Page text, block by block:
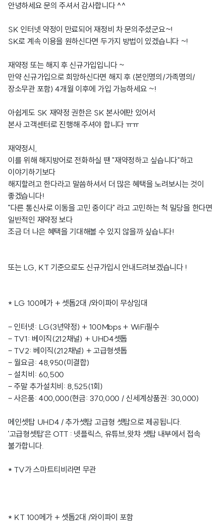
안녕하세요 문의 주셔서 감사합니다 ^^
SK 인터넷 약정이 만료되어 재정비 차 문의주셨군요~!
SK로 계속 이용을 원하신다면 두가지 방법이 있겠습니다 ~!
재약정 또는 해지 후 신규가입입니다 ~
만약 신규가입으로 희망하신다면 해지 후 (본인명의/가족명의/
장소무관 포함) 4개월 이후에 가입 가능하세요 ~!
아쉽게도 SK 재약정 권한은 SK 본사에만 있어서
본사 고객센터로 진행해 주셔야 합니다 ㅠㅠ
재약정시,
이를 위해 해지방어로 전화하실 땐 "재약정하고 싶습니다"하고
이야기하기보다
해지할려고 한다라고 말씀하셔서 더 많은 혜택을 노려보시는 것이
좋겠습니다!
"다른 통신사로 이동을 고민 중이다" 라고 고민하는 척 밀당을 한다면
일반적인 재약정 보다
조금 더 나은 혜택을 기대해볼 수 있지 않을까 싶습니다!
또는 LG, KT 기준으로도 신규가입시 안내드려보겠습니다 !
* LG 100메가 + 셋톱2대 /와이파이 무상임대
- 인터넷: LG(3년약정) + 100Mbps + WiFi필수
- TV1: 베이직(212채널) + UHD4셋톱
- TV2: 베이직(212채널) + 고급형셋톱
- 월요금: 48,950(미결합)
- 설치비: 60,500
- 주말 추가설치비: 8,525(1회)
- 사은품: 400,000(현금: 370,000 / 신세계상품권: 30,000)
메인셋탑 UHD4 / 추가셋탑 고급형 셋탑으로 제공됩니다.
'고급형셋탑'은 OTT : 넷플릭스, 유튜브,왓챠 셋탑 내부에서 접속
불가합니다.
* TV가 스마트티비라면 무관
* KT 100메가 + 셋톱2대 /와이파이 포함